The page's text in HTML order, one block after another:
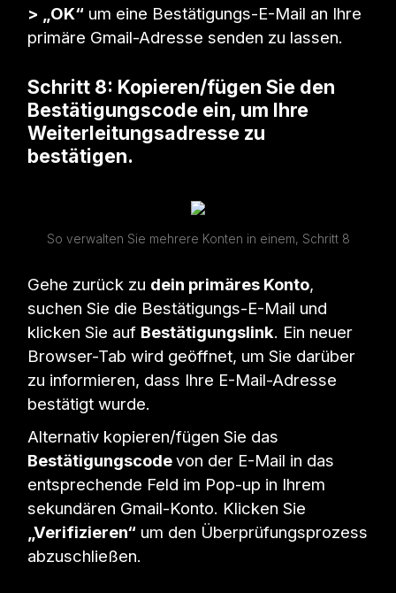
> „OK“ um eine Bestätigungs-E-Mail an Ihre
primäre Gmail-Adresse senden zu lassen.
Schritt 8: Kopieren/fügen Sie den
Bestätigungscode ein, um Ihre
Weiterleitungsadresse zu
bestätigen.
So verwalten Sie mehrere Konten in einem, Schritt 8
Gehe zurück zu dein primäres Konto,
suchen Sie die Bestätigungs-E-Mail und
klicken Sie auf Bestätigungslink. Ein neuer
Browser-Tab wird geöffnet, um Sie darüber
zu informieren, dass Ihre E-Mail-Adresse
bestätigt wurde.
Alternativ kopieren/fügen Sie das
Bestätigungscodevon der E-Mail in das
entsprechende Feld im Pop-up in Ihrem
sekundären Gmail-Konto. Klicken Sie
„Verifizieren“ um den Überprüfungsprozess
abzuschließen.